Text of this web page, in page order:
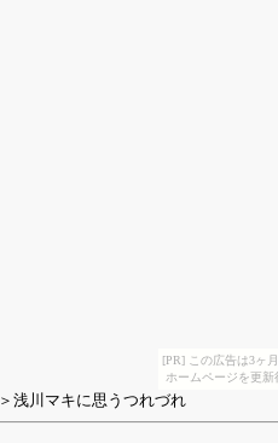
[PR] この広告は3ヶ
ホームページを更
＞浅川マキに思うつれづれ